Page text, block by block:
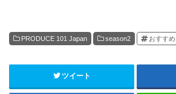
PRODUCE 101 Japan season2 おすすめ
ツイート